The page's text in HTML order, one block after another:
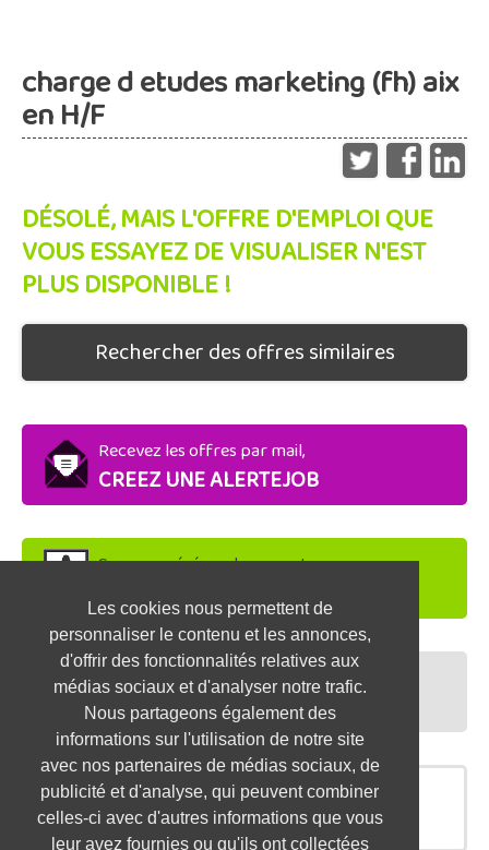
Les cookies nous permettent de
personnaliser le contenu et les annonces,
d'offrir des fonctionnalités relatives aux
médias sociaux et d'analyser notre trafic.
Nous partageons également des
informations sur l'utilisation de notre site
avec nos partenaires de médias sociaux, de
publicité et d'analyse, qui peuvent combiner
celles-ci avec d'autres informations que vous
leur avez fournies ou qu'ils ont collectées
charge d etudes marketing (fh) aix
en H/F
DÉSOLÉ, MAIS L'OFFRE D'EMPLOI QUE
VOUS ESSAYEZ DE VISUALISER N'EST
PLUS DISPONIBLE !
Rechercher des offres similaires
Recevez les offres par mail,
CREEZ UNE ALERTEJOB
Soyez repéré par les recruteurs,
DEPOSEZ VOTRE CV
Préparez vos entretiens,
TESTEZ-VOUS
OFFRES SIMILAIRES